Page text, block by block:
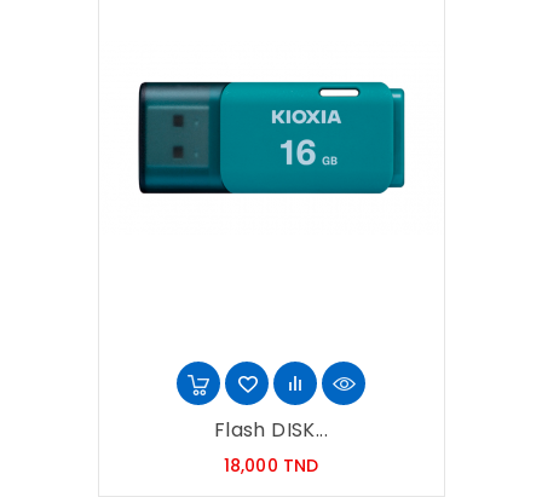
Flash DISK...
18,000 TNDPrix